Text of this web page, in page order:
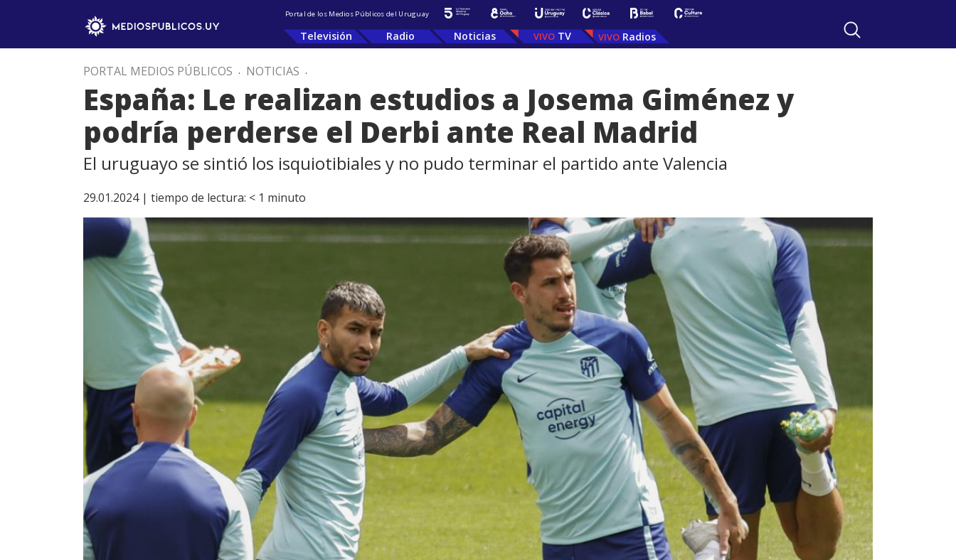
Portal de los Medios Públicos del Uruguay
Televisión Radio Noticias TV Radios
PORTAL MEDIOS PÚBLICOS . NOTICIAS .
España: Le realizan estudios a Josema Giménez y
podría perderse el Derbi ante Real Madrid
El uruguayo se sintió los isquiotibiales y no pudo terminar el partido ante Valencia
29.01.2024 | tiempo de lectura: < 1 minuto